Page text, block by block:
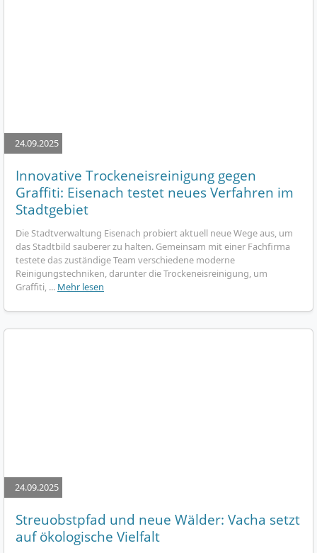
24.09.2025
Innovative Trockeneisreinigung gegen
Graffiti: Eisenach testet neues Verfahren im
Stadtgebiet
Die Stadtverwaltung Eisenach probiert aktuell neue Wege aus, um
das Stadtbild sauberer zu halten. Gemeinsam mit einer Fachfirma
testete das zuständige Team verschiedene moderne
Reinigungstechniken, darunter die Trockeneisreinigung, um
Graffiti, ... Mehr lesen
24.09.2025
Streuobstpfad und neue Wälder: Vacha setzt
auf ökologische Vielfalt